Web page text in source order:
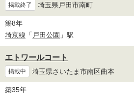
掲載終了 埼玉県戸田市南町
築8年
埼京線 「 戸田公園 」駅
エトワールコート
掲載中 埼玉県さいたま市南区曲本
築35年